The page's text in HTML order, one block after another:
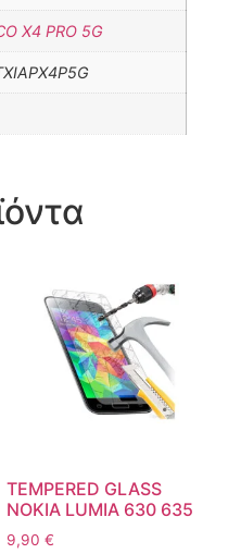
X4 PRO 5G
TEMPERED GLASS
NOKIA LUMIA 630 635
9,90 €